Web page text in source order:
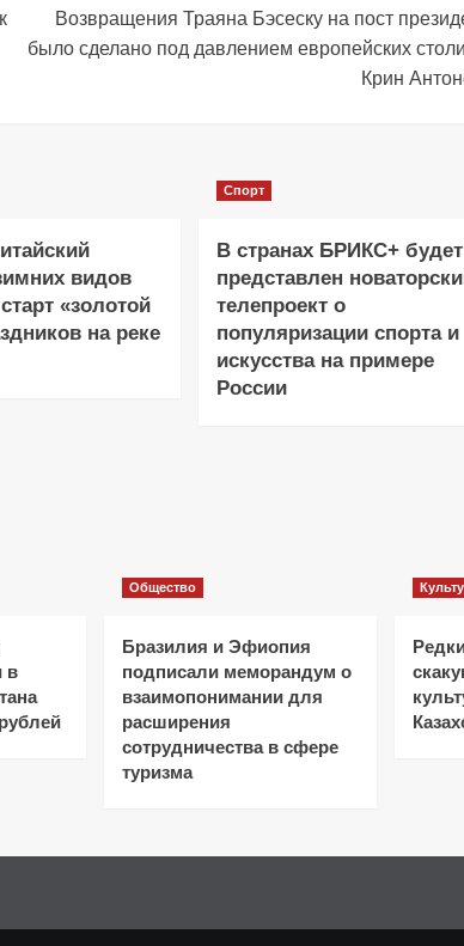
Возвращения Траяна Бэсеску на пост
было сделано под давлением европейских
Крин
видов
«золотой
на реке
Спорт
В странах БРИКС+ будет
представлен
телепроект о
популяризации спорта и
искусства на примере
России
в
Общество
Бразилия и Эфиопия
подписали меморандум о
взаимопонимании для
расширения
сотрудничества в сфере
туризма